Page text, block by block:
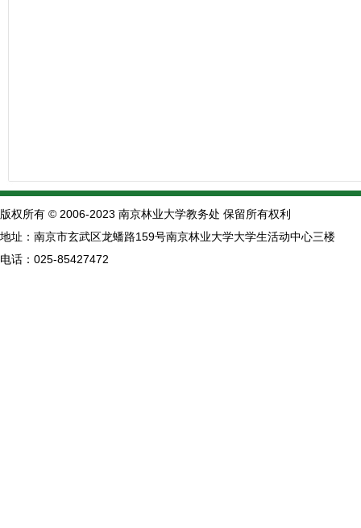
版权所有 © 2006-2023 南京林业大学教务处 保留所有权利
地址：南京市玄武区龙蟠路159号南京林业大学大学生活动中心三楼
电话：025-85427472